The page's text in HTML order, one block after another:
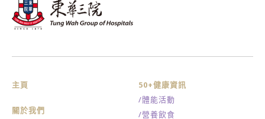
主頁
關於我們
50+健康資訊
/體能活動
/營養飲食